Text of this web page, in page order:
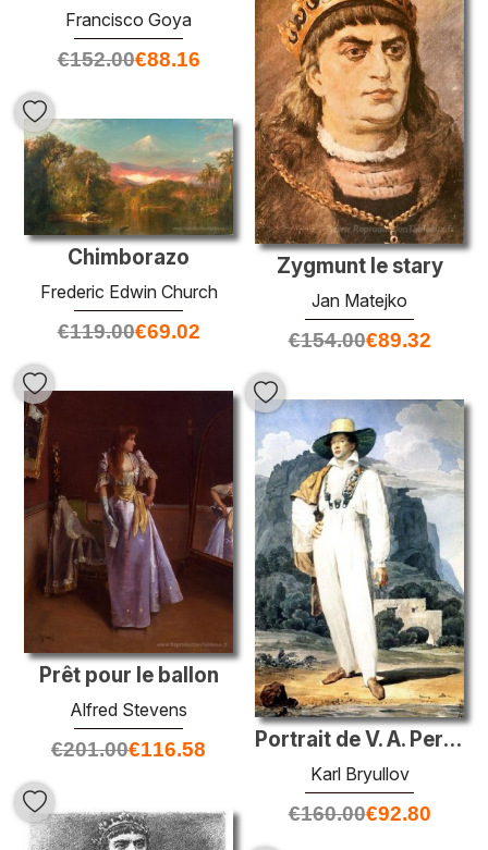
Francisco Goya
€152.00€88.16
Zygmunt le stary
Jan Matejko
€154.00€89.32
Chimborazo
Frederic Edwin Church
€119.00€69.02
Prêt pour le ballon
Alfred Stevens
€201.00€116.58 Portrait de V. A. Perovsky
Karl Bryullov
€160.00€92.80